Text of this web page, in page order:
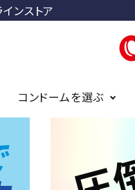
ンストア
コンドームを選ぶ
コンドマニアオリジナ